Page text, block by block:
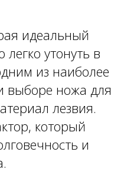
идеальный
утонуть в
из наиболее
выборе ножа для
лезвия.
который
и